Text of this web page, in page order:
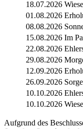
18.07.2026
01.08.2026
08.08.2026
15.08.2026 Im
22.08.2026
29.08.2026
12.09.2026
26.09.2026
10.10.2026
10.10.2026
Aufgrund des